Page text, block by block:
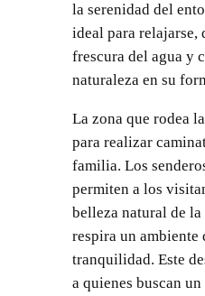
la serenidad del
ideal para relajarse,
frescura del agua y
naturaleza en su
La zona que rodea
para realizar
familia. Los
permiten a los
belleza natural de
respira un ambiente
tranquilidad. Este
a quienes buscan